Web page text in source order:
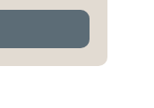
och